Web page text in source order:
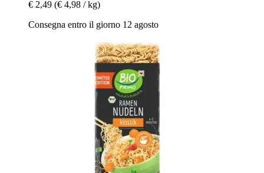
€ 2,49 (€ 4,98 / kg)
Consegna entro il giorno 12 agosto